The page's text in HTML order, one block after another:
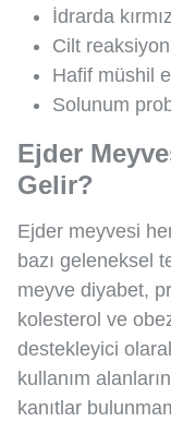
İdrarda
Cilt
Hafif müshil
Solunum
Ejder
Gelir?
Ejder meyvesi
bazı geleneksel
meyve diyabet,
kolesterol ve
destekleyici
kullanım
kanıtlar